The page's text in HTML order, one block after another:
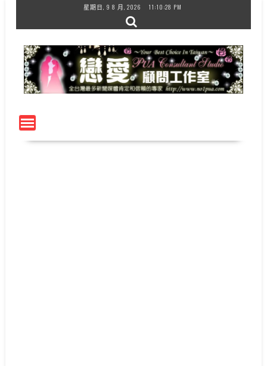
content
星期日, 9 8 月, 2026 11:10:28 PM